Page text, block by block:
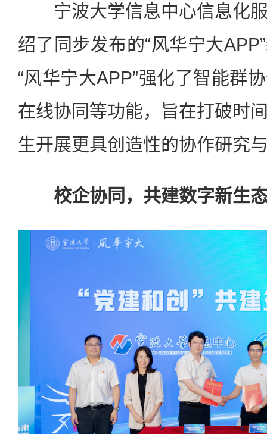
宁波大学信息中心信息化服
绍了同步发布的“风华宁大
“风华宁大APP”强化了智能群
在线协同等功能，旨在打破时
生开展更具创造性的协作研究
校企协同，共建数字新生